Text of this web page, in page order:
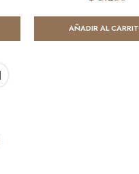
AÑADIR AL